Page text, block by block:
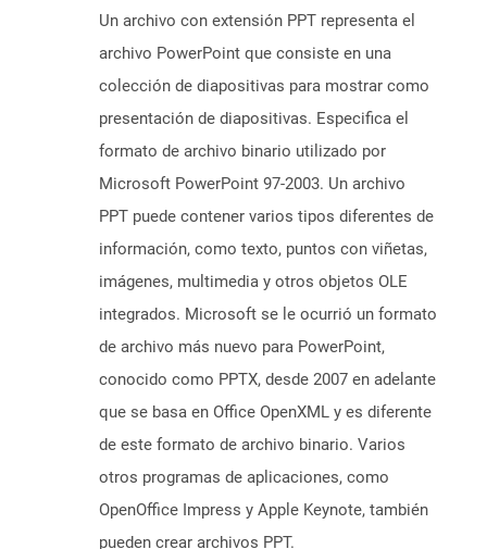
Un archivo con extensión PPT representa el
archivo PowerPoint que consiste en una
colección de diapositivas para mostrar como
presentación de diapositivas. Especifica el
formato de archivo binario utilizado por
Microsoft PowerPoint 97-2003. Un archivo
PPT puede contener varios tipos diferentes de
información, como texto, puntos con viñetas,
imágenes, multimedia y otros objetos OLE
integrados. Microsoft se le ocurrió un formato
de archivo más nuevo para PowerPoint,
conocido como PPTX, desde 2007 en adelante
que se basa en Office OpenXML y es diferente
de este formato de archivo binario. Varios
otros programas de aplicaciones, como
OpenOffice Impress y Apple Keynote, también
pueden crear archivos PPT.